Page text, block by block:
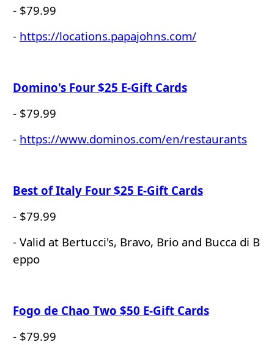
- $79.99
- https://locations.papajohns.com/
Domino's Four $25 E-Gift Cards
- $79.99
- https://www.dominos.com/en/restaurants
Best of Italy Four $25 E-Gift Cards
- $79.99
- Valid at Bertucci's, Bravo, Brio and Bucca di B
eppo
Fogo de Chao Two $50 E-Gift Cards
- $79.99